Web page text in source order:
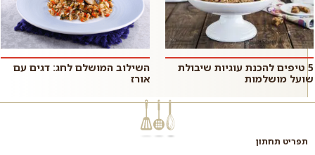
5 טיפים להכנת עוגיות שיבולת
שועל מושלמות
השילוב המושלם לחג: דגים עם
אורז
תפריט תחתון